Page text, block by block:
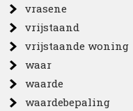
vrasene
vrijstaand
vrijstaande woning
waar
waarde
waardebepaling